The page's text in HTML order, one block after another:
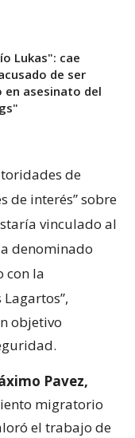
Lukas": cae
de ser
asesinato del
de
de interés” sobre
vinculado al
denominado
con la
objetivo
Pavez,
migratorio
el trabajo de